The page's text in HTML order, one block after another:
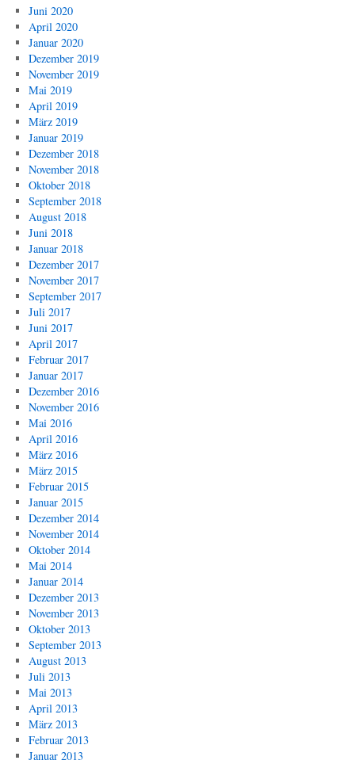
Juni 2020
April 2020
Januar 2020
Dezember 2019
November 2019
Mai 2019
April 2019
März 2019
Januar 2019
Dezember 2018
November 2018
Oktober 2018
September 2018
August 2018
Juni 2018
Januar 2018
Dezember 2017
November 2017
September 2017
Juli 2017
Juni 2017
April 2017
Februar 2017
Januar 2017
Dezember 2016
November 2016
Mai 2016
April 2016
März 2016
März 2015
Februar 2015
Januar 2015
Dezember 2014
November 2014
Oktober 2014
Mai 2014
Januar 2014
Dezember 2013
November 2013
Oktober 2013
September 2013
August 2013
Juli 2013
Mai 2013
April 2013
März 2013
Februar 2013
Januar 2013